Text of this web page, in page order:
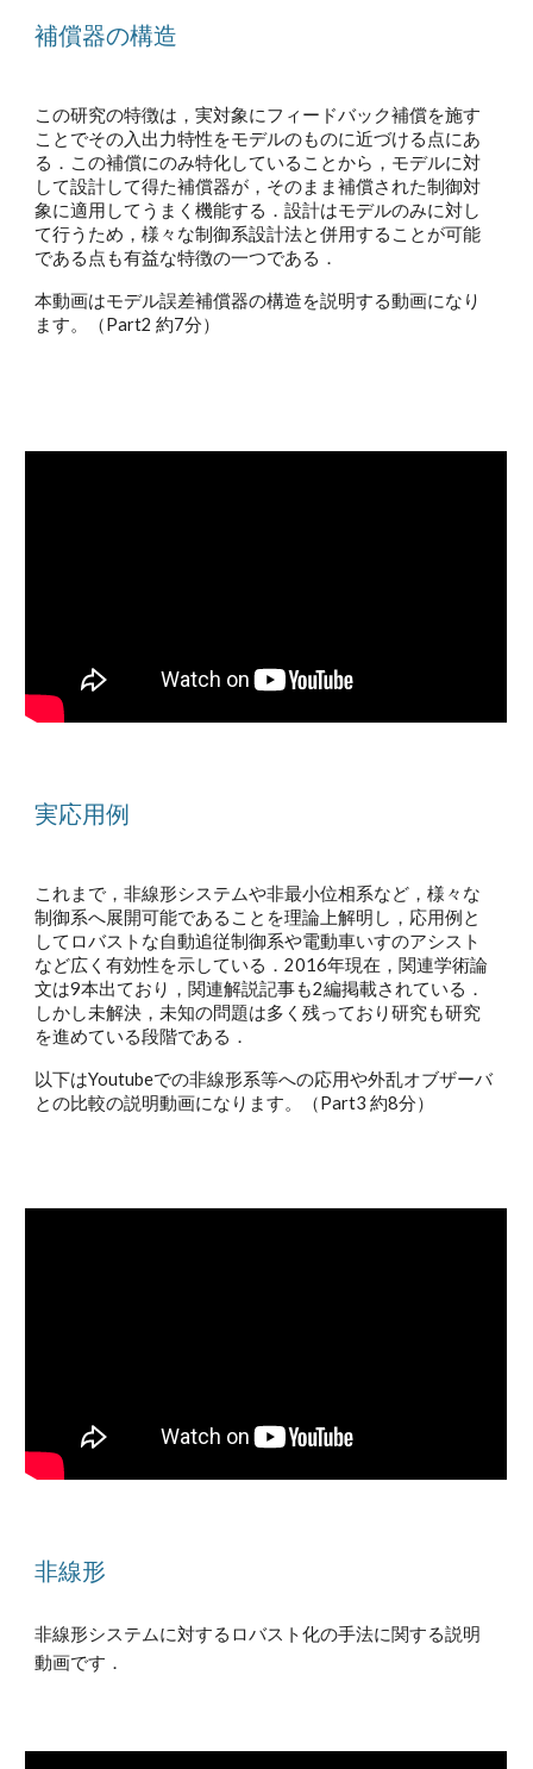
補償器の構造
この研究の特徴は，実対象にフィードバック補償を施す
ことでその入出力特性をモデルのものに近づける点にあ
る．この補償にのみ特化していることから，モデルに対
して設計して得た補償器が，そのまま補償された制御対
象に適用してうまく機能する．設計はモデルのみに対し
て行うため，様々な制御系設計法と併用することが可能
である点も有益な特徴の一つである．
本動画はモデル誤差補償器の構造を説明する動画になり
ます。（Part2 約7分）
実応用例
これまで，非線形システムや非最小位相系など，様々な
制御系へ展開可能であることを理論上解明し，応用例と
してロバストな自動追従制御系や電動車いすのアシスト
など広く有効性を示している．2016年現在，関連学術論
文は9本出ており，関連解説記事も2編掲載されている．
しかし未解決，未知の問題は多く残っており研究も研究
を進めている段階である．
以下はYoutubeでの非線形系等への応用や外乱オブザーバ
との比較の説明動画になります。（Part3 約8分）
非線形
非線形システムに対するロバスト化の手法に関する説明
動画です．